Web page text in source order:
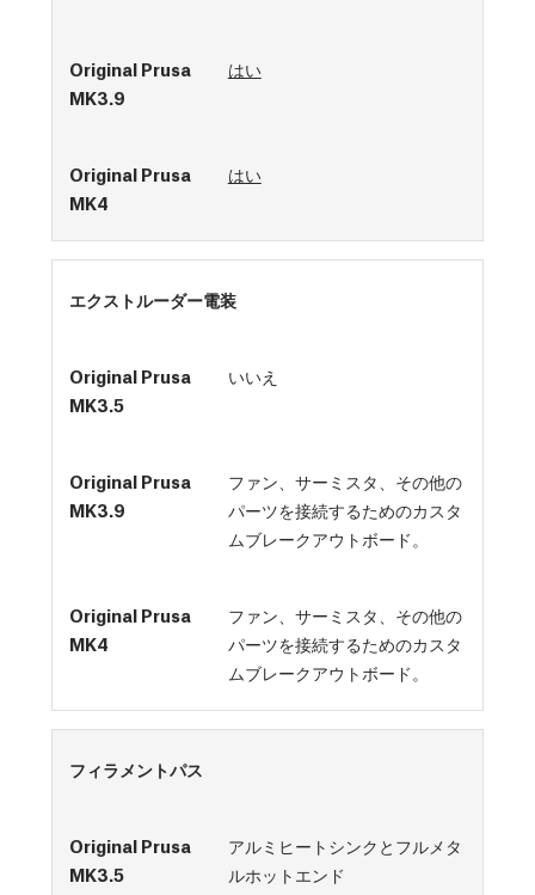
はい
はい
エクストルーダー電装
いいえ
ファン、サーミスタ、その他の
パーツを接続するためのカスタ
ムブレークアウトボード。
ファン、サーミスタ、その他の
パーツを接続するためのカスタ
ムブレークアウトボード。
フィラメントパス
アルミヒートシンクとフルメタ
ルホットエンド